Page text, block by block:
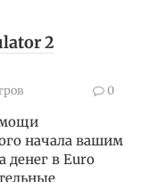
2
0
начала вашим
денег в Euro